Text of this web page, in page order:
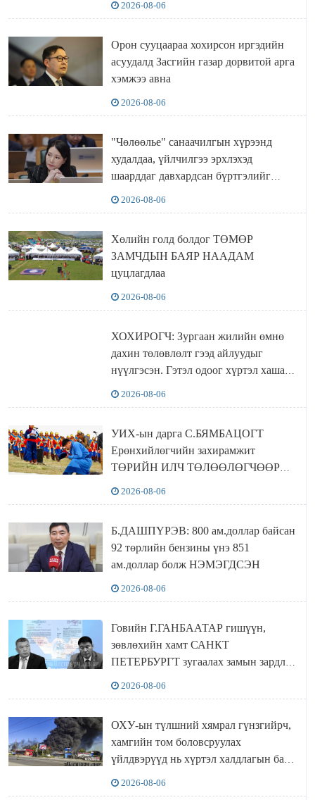
2026-08-06
Орон сууцаараа хохирсон иргэдийн
асуудалд Засгийн газар дорвитой арга
хэмжээ авна
2026-08-06
"Чөлөөлье" санаачилгын хүрээнд
худалдаа, үйлчилгээ эрхлэхэд
шаарддаг давхардсан бүртгэлийг
хүчингүй болгох тогтоолын төслийг
баталлаа
2026-08-06
Хөлийн голд болдог ТӨМӨР
ЗАМЧДЫН БАЯР НААДАМ
цуцлагдлаа
2026-08-06
ХОХИРОГЧ: Зургаан жилийн өмнө
дахин төлөвлөлт гээд айлуудыг
нүүлгэсэн. Гэтэл одоог хүртэл хашаа
байшин ч байхгүй, орон сууц ч
байхгүй хаана амьдрахаа мэдэхгүй явж
2026-08-06
УИХ-ын дарга С.БЯМБАЦОГТ
Ерөнхийлөгчийн захирамжит
ТӨРИЙН ИЛЧ ТӨЛӨӨЛӨГЧӨӨР
Сутай хайрханы тахилгад оролцжээ
2026-08-06
Б.ДАШПҮРЭВ: 800 ам.доллар байсан
92 төрлийн бензины үнэ 851
ам.доллар болж НЭМЭГДСЭН
2026-08-06
Говийн Г.ГАНБААТАР гишүүн,
зөвлөхийн хамт САНКТ
ПЕТЕРБУРГТ зугаалах замын зардлаа
“ИНҮТ” ТӨХХК даажээ
2026-08-06
ОХУ-ын түлшний хямрал гүнзгийрч,
хамгийн том боловсруулах
үйлдвэрүүд нь хүртэл халдлагын бай
болов
2026-08-06